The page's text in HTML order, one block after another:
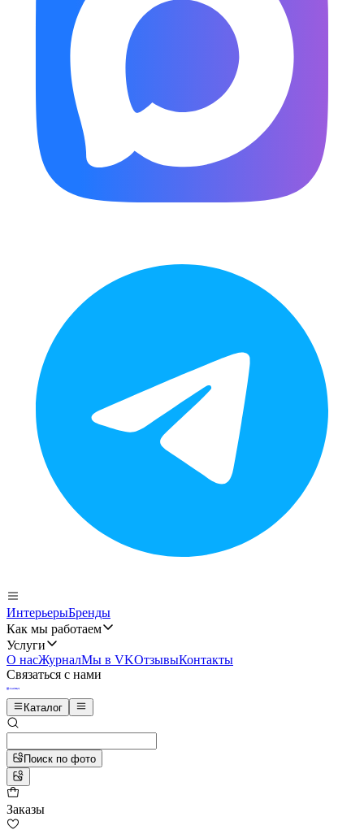
ИнтерьерыБренды
Как мы работаем
Услуги
О насЖурналМы в VKОтзывыКонтакты
Связаться с нами
Каталог
Поиск по фото
Заказы